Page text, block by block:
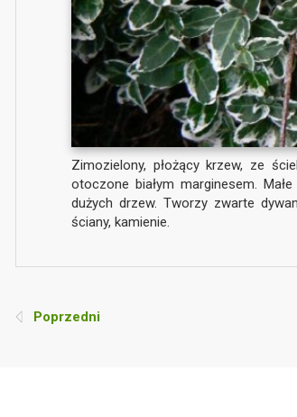
Zimozielony, płożący krzew, ze
otoczone białym marginesem.
dużych drzew. Tworzy zwarte
ściany, kamienie.
Poprzedni